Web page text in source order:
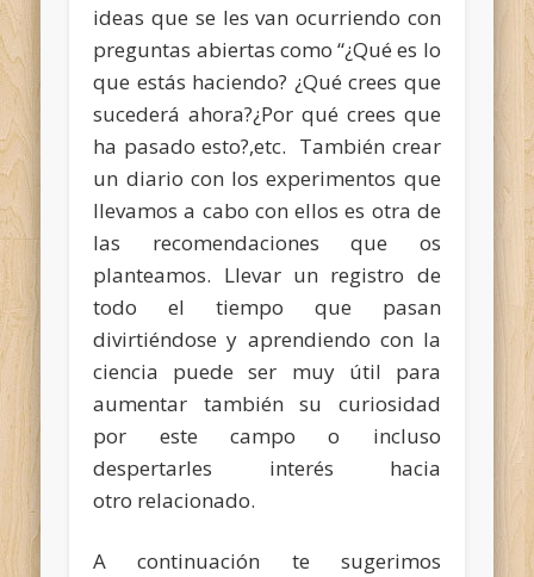
ideas que se les van ocurriendo con
preguntas abiertas como “¿Qué es lo
que estás haciendo? ¿Qué crees que
sucederá ahora?¿Por qué crees que
ha pasado esto?,etc. También crear
un diario con los experimentos que
llevamos a cabo con ellos es otra de
las recomendaciones que os
planteamos. Llevar un registro de
todo el tiempo que pasan
divirtiéndose y aprendiendo con la
ciencia puede ser muy útil para
aumentar también su curiosidad
por este campo o incluso
despertarles interés hacia
otro relacionado.
A continuación te sugerimos